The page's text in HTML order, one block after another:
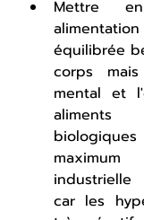
Mettre
équilibrée
corps
mental et
industrielle
car les